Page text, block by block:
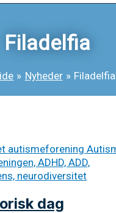
Filadelfia
Nyheder Filadelfia
dag